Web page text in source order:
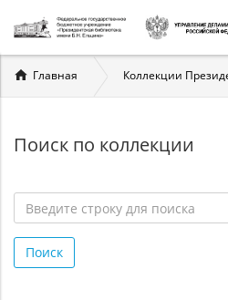
Вы
здесь
Главная Коллекции
Поиск по коллекции
строку
для
Поиск